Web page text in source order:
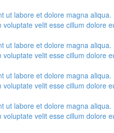
labore et dolore magna
velit esse cillum dolore
labore et dolore magna
velit esse cillum dolore
labore et dolore magna
velit esse cillum dolore
labore et dolore magna
velit esse cillum dolore